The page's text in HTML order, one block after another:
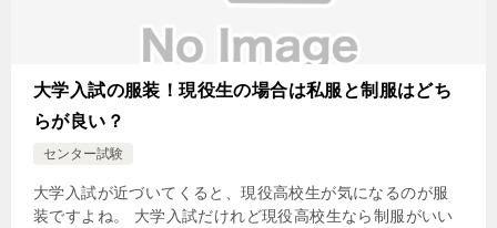
大学入試の服装！現役生の場合は私服と制服はどち
らが良い？
センター試験
大学入試が近づいてくると、現役高校生が気になるのが服
装ですよね。 大学入試だけれど現役高校生なら制服がいい